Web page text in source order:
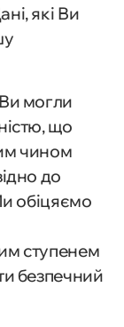
які Ви
могли
що
чином
до
обіцяємо
ступенем
безпечний